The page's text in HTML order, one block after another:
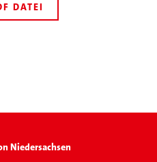
DATEI
Niedersachsen